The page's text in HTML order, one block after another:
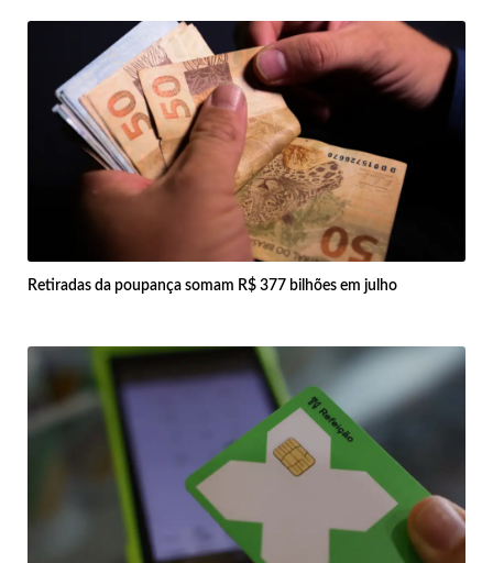
Retiradas da poupança somam R$ 377 bilhões em julho